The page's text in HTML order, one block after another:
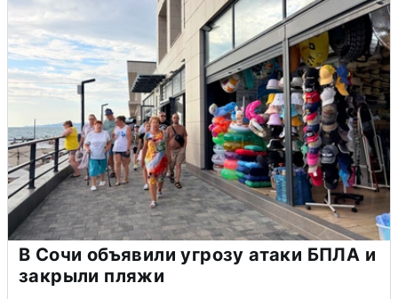
В Сочи объявили угрозу атаки БПЛА и
закрыли пляжи